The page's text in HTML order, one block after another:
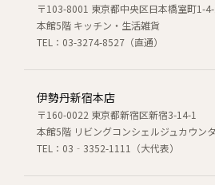
〒103-8001 東京都中央区日本橋室町1-4-
本館5階 キッチン・生活雑貨
TEL：03-3274-8527（直通）
伊勢丹新宿本店
〒160-0022 東京都新宿区新宿3-14-1
本館5階 リビングコンシェルジュカウン
TEL：03‐3352-1111（大代表）